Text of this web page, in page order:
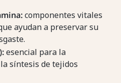
componentes vitales
ayudan a preservar su
esencial para la
síntesis de tejidos